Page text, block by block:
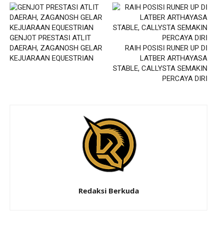
GENJOT PRESTASI ATLIT
DAERAH, ZAGANOSH GELAR
KEJUARAAN EQUESTRIAN
RAIH POSISI RUNER UP DI
LATBER ARTHAYASA
STABLE, CALLYSTA SEMAKIN
PERCAYA DIRI
Redaksi Berkuda